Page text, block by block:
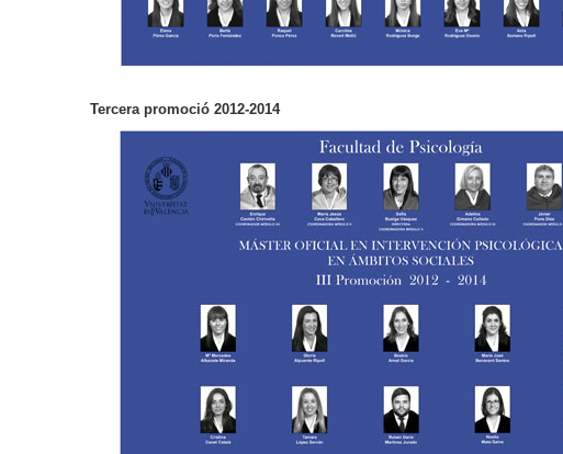
Tercera promoció 2012-2014